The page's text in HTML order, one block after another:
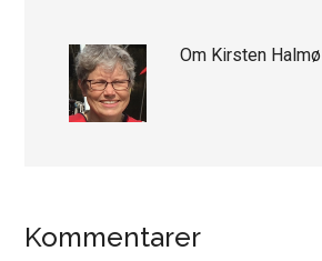
Om Kirsten Halmø
Læserinteraktioner
Kommentarer